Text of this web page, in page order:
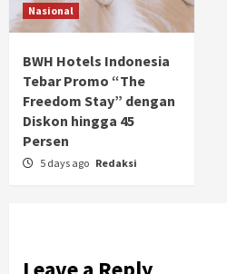
Nasional
BWH Hotels Indonesia
Tebar Promo “The
Freedom Stay” dengan
Diskon hingga 45
Persen
5 days ago Redaksi